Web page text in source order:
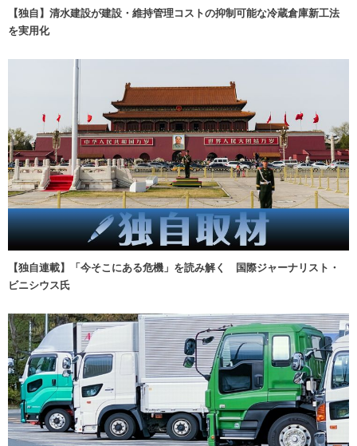
【独自】清水建設が建設・維持管理コストの抑制可能な冷蔵倉庫新工法
を実用化
【独自連載】「今そこにある危機」を読み解く 国際ジャーナリスト・
ビニシウス氏